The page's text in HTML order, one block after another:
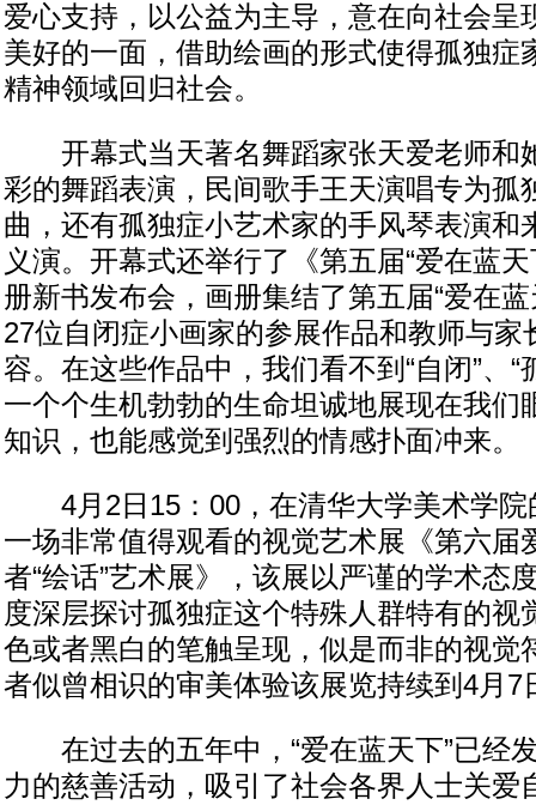
爱心支持，以公益为主导，意在向社会呈
美好的一面，借助绘画的形式使得孤独症
精神领域回归社会。
开幕式当天著名舞蹈家张天爱老师和
彩的舞蹈表演，民间歌手王天演唱专为孤
曲，还有孤独症小艺术家的手风琴表演和
义演。开幕式还举行了《第五届“爱在蓝
册新书发布会，画册集结了第五届“爱在
27位自闭症小画家的参展作品和教师与家
容。在这些作品中，我们看不到“自闭”、“
一个个生机勃勃的生命坦诚地展现在我们
知识，也能感觉到强烈的情感扑面冲来。
4月2日15：00，在清华大学美术学院
一场非常值得观看的视觉艺术展《第六届
者“绘话”艺术展》，该展以严谨的学术态
度深层探讨孤独症这个特殊人群特有的视
色或者黑白的笔触呈现，似是而非的视觉
者似曾相识的审美体验该展览持续到4月7
在过去的五年中，“爱在蓝天下”已经
力的慈善活动，吸引了社会各界人士关爱